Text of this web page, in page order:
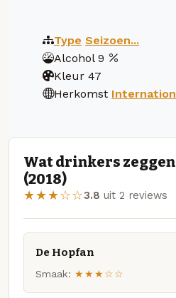
Type Seizoen...
Alcohol 9
Kleur 47
Herkomst
Wat drinkers
(2018)
★★★☆☆3.8 uit 2 reviews
De Hopfan
Smaak: ★★★☆☆